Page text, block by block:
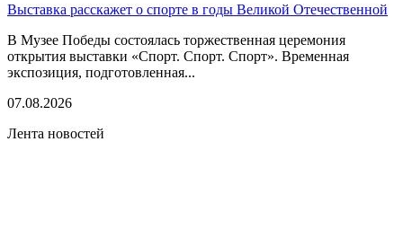
Выставка расскажет о спорте в годы Великой Отечественной
В Музее Победы состоялась торжественная церемония
открытия выставки «Спорт. Спорт. Спорт». Временная
экспозиция, подготовленная...
07.08.2026
Лента новостей